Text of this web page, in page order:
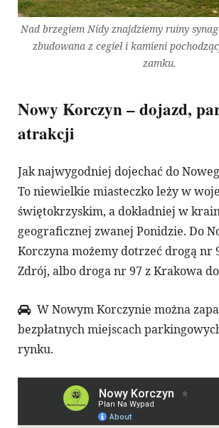
Nad brzegiem Nidy znajdziemy ruiny
zbudowana z cegieł i kamieni
zamku.
Nowy Korczyn – dojazd,
atrakcji
Jak najwygodniej dojechać do
To niewielkie miasteczko leży w
świętokrzyskim, a dokładniej w
geograficznej zwanej Ponidzie. Do
Korczyna możemy dotrzeć drogą nr
Zdrój, albo droga nr 97 z Krakowa
W Nowym Korczynie można
bezpłatnych miejscach
rynku.